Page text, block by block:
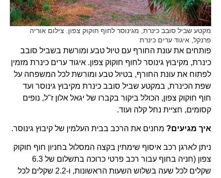
מקטע שביל סובב כינרת, מגינוסר לחוף חוקוק צפון. צילום אוריה
פרנקל, איגוד ערים כינרת
פותחים את עונת החורף עם טיול טבע ומורשת בשביל סובב
כינרת, מקיבוץ גינוסר לחוף חוקוק צפון. איגוד ערים כינרת מזמין
לפתוח את עונת החורף, בטיול טבע ומורשת לכל המשפחה על
שפת הכינרת, במקטע שביל סובב כינרת מקיבוץ גינוסר ועד
חוף חוקוק צפון, הכולל ביקור בקברו של יגאל אלון ז"ל, נופים
קסומים, חציית נחל קלה ועוד.
איך מגיעים?מחנים את הרכב בבית העלמין של קיבוץ גינוסר.
ניתן לארגן רכב איסוף שימתין בקצה המסלול בחניון חוף חוקוק
צפון (חניה בחוף עבור רכב פרטי כרוכה בתשלום של 6.3
שקלים לכל שעה בשלוש השעות הראשונות, ו-2.2 שקלים לכל